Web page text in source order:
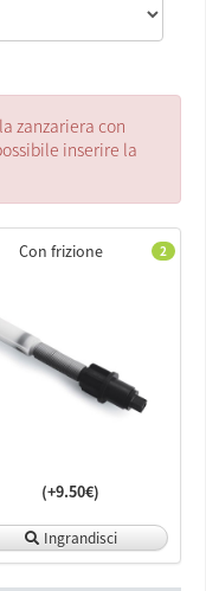
zanzariera con
inserire la
2
Con frizione
(+9.50€)
Ingrandisci